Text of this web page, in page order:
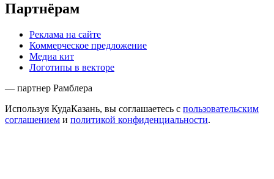
Партнёрам
Реклама на сайте
Коммерческое предложение
Медиа кит
Логотипы в векторе
— партнер Рамблера
Используя КудаКазань, вы соглашаетесь с пользовательским
соглашением и политикой конфиденциальности.